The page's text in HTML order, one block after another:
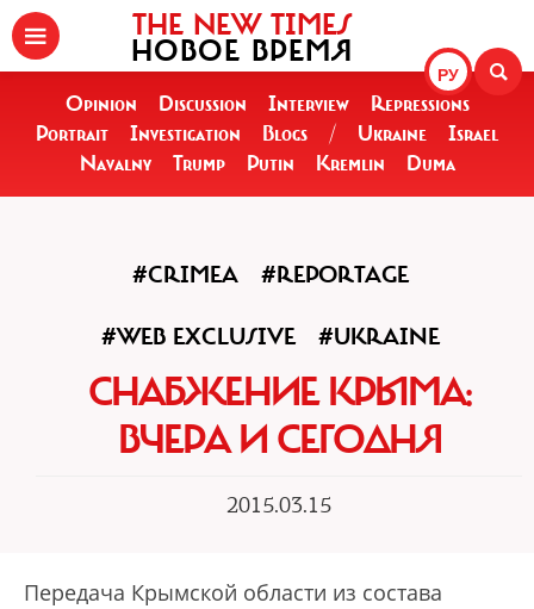
РУ
THE NEW TIMES
НОВОЕ ВРЕМЯ
Opinion Discussion Interview
Repressions
Portrait
Investigation Blogs / Ukraine
Israel
Navalny
Trump Putin Kremlin Duma
#CRIMEA #REPORTAGE
#WEB EXCLUSIVE #UKRAINE
СНАБЖЕНИЕ КРЫМА:
ВЧЕРА И СЕГОДНЯ
2015.03.15
Передача Крымской области из состава